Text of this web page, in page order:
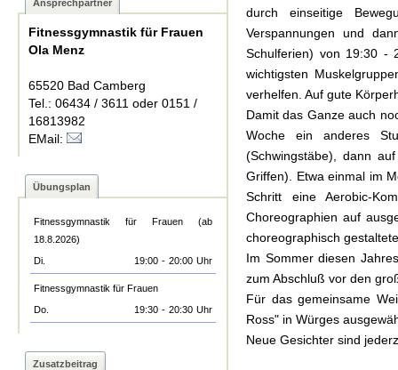
Ansprechpartner
Fitnessgymnastik für Frauen
Ola Menz
65520 Bad Camberg
Tel.: 06434 / 3611 oder 0151 /
16813982
EMail:
Übungsplan
Fitnessgymnastik für Frauen (ab
18.8.2026)
Di.
19:00 - 20:00 Uhr
Fitnessgymnastik für Frauen
Do.
19:30 - 20:30 Uhr
Zusatzbeitrag
durch einseitige
Verspannungen und
Schulferien) von 19:30 -
wichtigsten
verhelfen. Auf gute
Damit das Ganze auch
Woche ein anderes
(Schwingstäbe), dann
Griffen). Etwa einmal im
Schritt eine Aerobic-
Choreographien auf
choreographisch
Im Sommer diesen
zum Abschluß vor den
Für das gemeinsame
Ross" in Würges
Neue Gesichter sind